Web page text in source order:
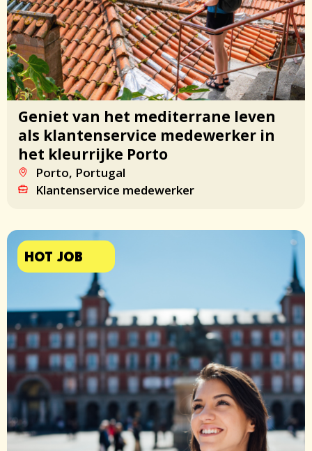
Geniet van het mediterrane leven
als klantenservice medewerker in
het kleurrijke Porto
Porto, Portugal
Klantenservice medewerker
HOT JOB